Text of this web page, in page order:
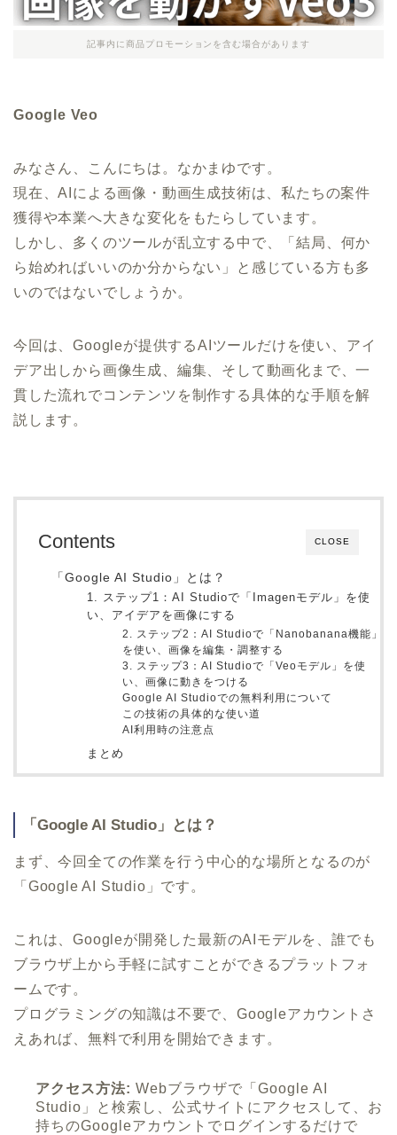
記事内に商品プロモーションを含む場合があります
Google Veo
みなさん、こんにちは。なかまゆです。
現在、AIによる画像・動画生成技術は、私たちの案件
獲得や本業へ大きな変化をもたらしています。
しかし、多くのツールが乱立する中で、「結局、何か
ら始めればいいのか分からない」と感じている方も多
いのではないでしょうか。
今回は、Googleが提供するAIツールだけを使い、アイ
デア出しから画像生成、編集、そして動画化まで、一
貫した流れでコンテンツを制作する具体的な手順を解
説します。
CLOSE
Contents
「Google AI Studio」とは？
1. ステップ1：AI Studioで「Imagenモデル」を使
い、アイデアを画像にする
2. ステップ2：AI Studioで「Nanobanana機能」
を使い、画像を編集・調整する
3. ステップ3：AI Studioで「Veoモデル」を使
い、画像に動きをつける
Google AI Studioでの無料利用について
この技術の具体的な使い道
AI利用時の注意点
まとめ
「Google AI Studio」とは？
まず、今回全ての作業を行う中心的な場所となるのが
「Google AI Studio」です。
これは、Googleが開発した最新のAIモデルを、誰でも
ブラウザ上から手軽に試すことができるプラットフォ
ームです。
プログラミングの知識は不要で、Googleアカウントさ
えあれば、無料で利用を開始できます。
アクセス方法: Webブラウザで「Google AI
Studio」と検索し、公式サイトにアクセスして、お
持ちのGoogleアカウントでログインするだけで